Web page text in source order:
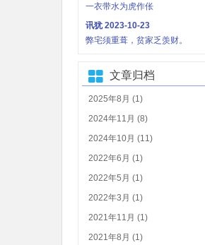
一衣带水为虎作伥
讯犹2023-10-23
弊宅须重葺，贫家乏羡财。
文章归档
2025年8月 (1)
2024年11月 (8)
2024年10月 (11)
2022年6月 (1)
2022年5月 (1)
2022年3月 (1)
2021年11月 (1)
2021年8月 (1)